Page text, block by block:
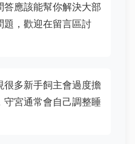
應該能幫你解決大部
題，歡迎在留言區討
多新手飼主會過度擔
宮通常會自己調整睡